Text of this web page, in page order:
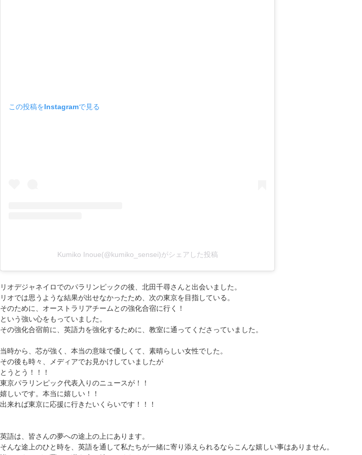
この投稿をInstagramで見る
Kumiko Inoue(@kumiko_sensei)がシェアした投稿
リオデジャネイロでのパラリンピックの後、北田千尋さんと出会いました。
リオでは思うような結果が出せなかったため、次の東京を目指している。
そのために、オーストラリアチームとの強化合宿に行く！
という強い心をもっていました。
その強化合宿前に、英語力を強化するために、教室に通ってくださっていました。
当時から、芯が強く、本当の意味で優しくて、素晴らしい女性でした。
その後も時々、メディアでお見かけしていましたが
とうとう！！！
東京パラリンピック代表入りのニュースが！！
嬉しいです。本当に嬉しい！！
出来れば東京に応援に行きたいくらいです！！！
英語は、皆さんの夢への途上の上にあります。
そんな途上のひと時を、英語を通して私たちが一緒に寄り添えられるならこんな嬉しい事はありません。